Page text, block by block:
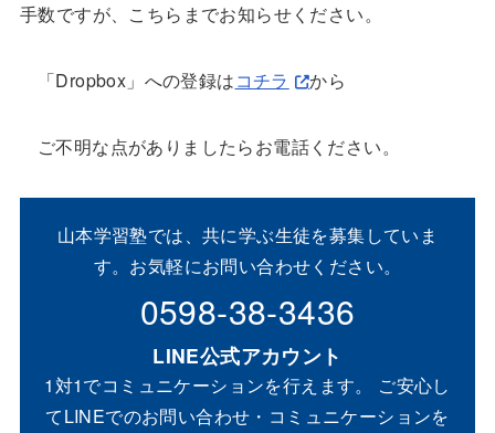
手数ですが、こちらまでお知らせください。
「Dropbox」への登録はコチラ から
ご不明な点がありましたらお電話ください。
山本学習塾では、共に学ぶ生徒を募集していま
す。お気軽にお問い合わせください。
0598-38-3436
LINE公式アカウント
1対1でコミュニケーションを行えます。 ご安心し
てLINEでのお問い合わせ・コミュニケーションを